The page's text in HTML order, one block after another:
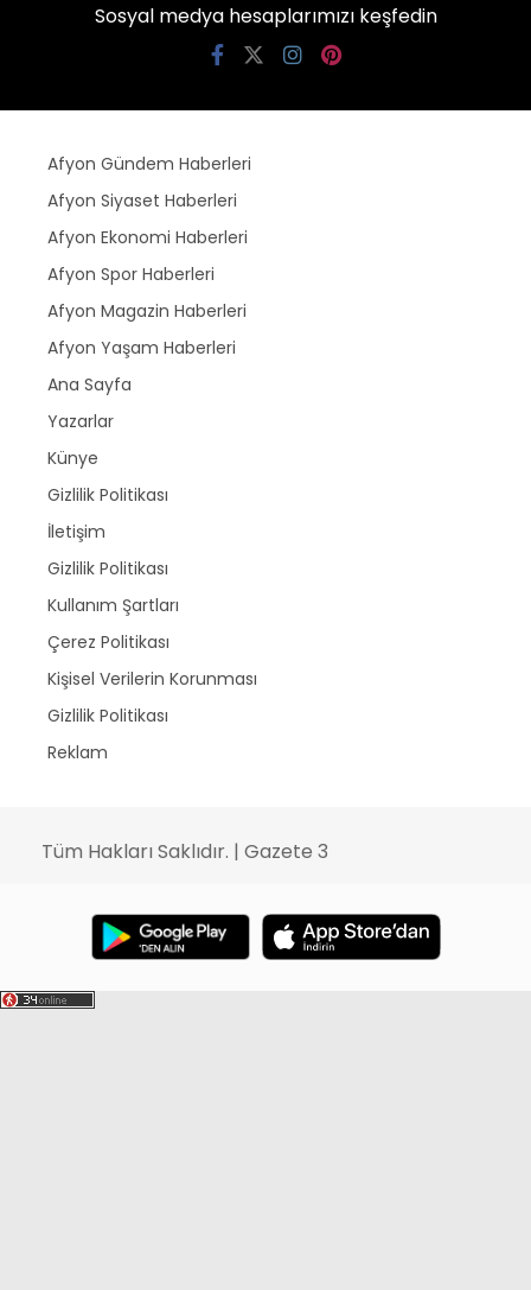
Sosyal medya hesaplarımızı keşfedin
Afyon Gündem Haberleri
Afyon Siyaset Haberleri
Afyon Ekonomi Haberleri
Afyon Spor Haberleri
Afyon Magazin Haberleri
Afyon Yaşam Haberleri
Ana Sayfa
Yazarlar
Künye
Gizlilik Politikası
İletişim
Gizlilik Politikası
Kullanım Şartları
Çerez Politikası
Kişisel Verilerin Korunması
Gizlilik Politikası
Reklam
Tüm Hakları Saklıdır. | Gazete 3